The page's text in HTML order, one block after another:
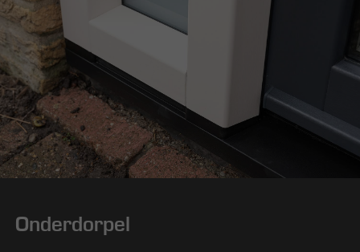
Onderdorpel